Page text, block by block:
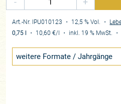
Art.-Nr. IPU010123 ・ 12,5 % Vol. ・
0,75 l
・ 10,60 €/l ・ inkl. 19 % MwSt.
weitere Formate / Jahrgänge